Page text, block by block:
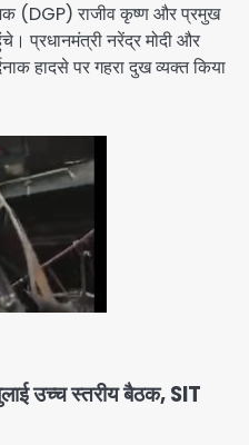
(DGP) राजीव कृष्ण और प्रमुख
प्रधानमंत्री नरेंद्र मोदी और
हादसे पर गहरा दुख व्यक्त किया
उच्च स्तरीय बैठक, SIT